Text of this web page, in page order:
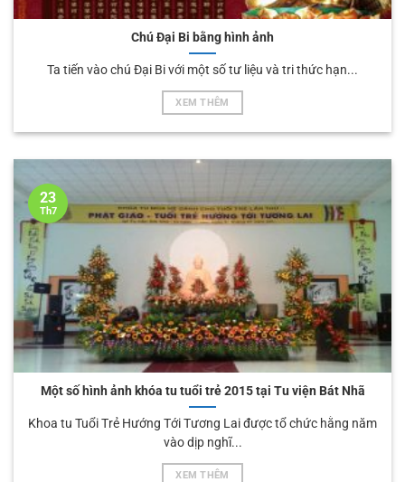
Chú Đại Bi bằng hình ảnh
Ta tiến vào chú Đại Bi với một số tư liệu và tri thức hạn...
XEM THÊM
Một số hình ảnh khóa tu tuổi trẻ 2015 tại Tu viện Bát Nhã
Khoa tu Tuổi Trẻ Hướng Tới Tương Lai được tổ chức hằng năm
vào dịp nghĩ...
XEM THÊM
23
Th7